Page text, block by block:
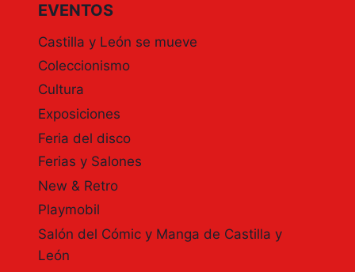
OCTUBRE.
DE
VALLADOLID.
NH
DE
VALLADOLID
PARA
EXPOSITORES
Y
VISITANTES.
EVENTOS
Castilla y León se mueve
Coleccionismo
Cultura
Exposiciones
Feria del disco
Ferias y Salones
New & Retro
Playmobil
Salón del Cómic y Manga de Castilla y
León